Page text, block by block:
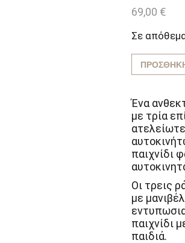
69,00 €
Σε
Ένα
με τρία
παιχνίδι
Οι τρεις
με
παιχνίδι
παιδιά.